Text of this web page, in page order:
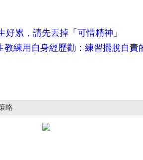
累，請先丟掉「可惜精神」
練用自身經歷勸：練習擺脫自責
略